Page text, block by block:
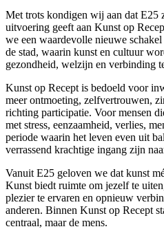
Met trots kondigen wij aan dat E25
uitvoering geeft aan Kunst op
we een waardevolle nieuwe
de stad, waarin kunst en cultuur
gezondheid, welzijn en verbinding
Kunst op Recept is bedoeld voor
meer ontmoeting, zelfvertrouwen,
richting participatie. Voor mensen
met stress, eenzaamheid, verlies,
periode waarin het leven even uit
verrassend krachtige ingang zijn
Vanuit E25 geloven we dat kunst
Kunst biedt ruimte om jezelf te
plezier te ervaren en opnieuw
anderen. Binnen Kunst op Recept
centraal, maar de mens.